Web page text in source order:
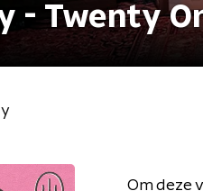
- Twenty
Om deze